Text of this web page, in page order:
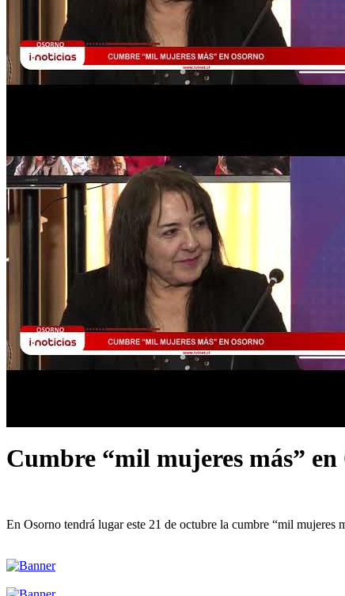
Cumbre “mil mujeres más” en
En Osorno tendrá lugar este 21 de octubre la cumbre “mil mujeres